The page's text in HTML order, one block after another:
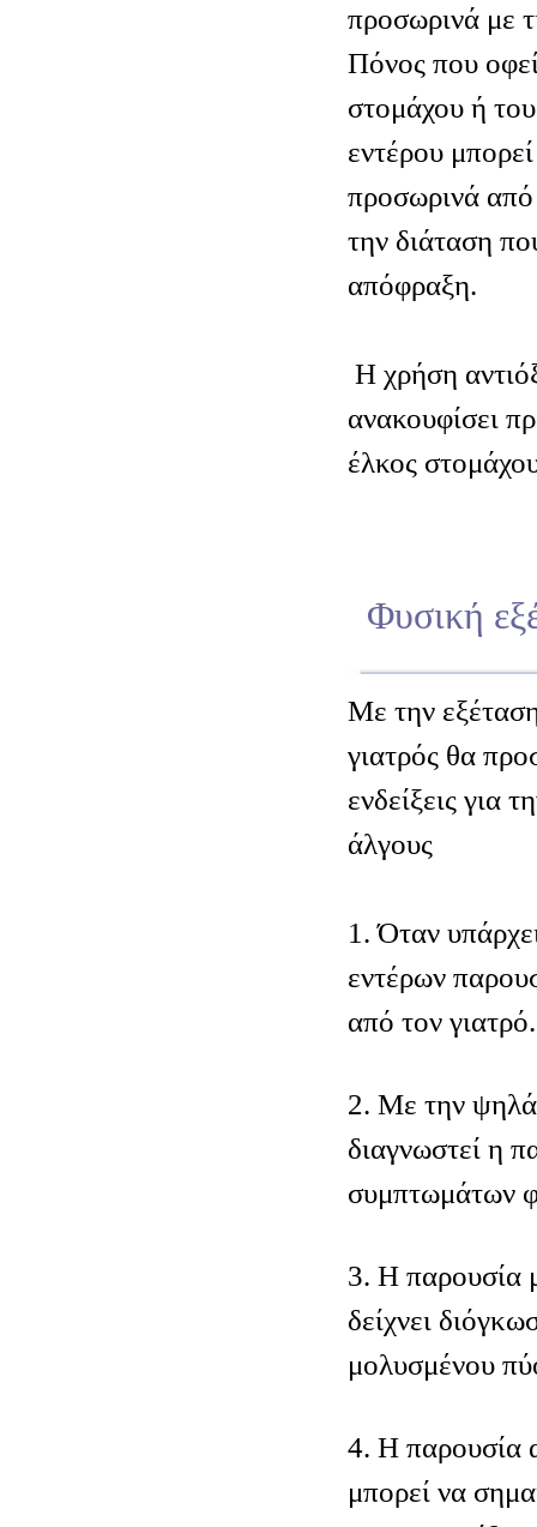
προσωρινά με
Πόνος που
στομάχου ή
εντέρου
προσωρινά από
την διάταση
απόφραξη.
Η χρήση
ανακουφίσει
έλκος
Φυσική
Με την
γιατρός θα
ενδείξεις για
άλγους
1. Όταν
εντέρων
από τον γιατρό.
2. Με την
διαγνωστεί η
συμπτωμάτων
3. Η παρουσία
δείχνει
μολυσμένου
4. Η παρουσία
μπορεί να